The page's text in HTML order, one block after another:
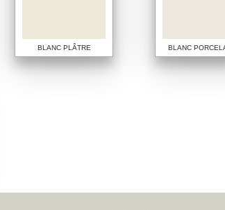
BLANC PLÂTRE BLANC